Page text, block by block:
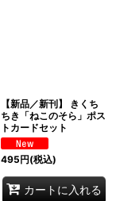
【新品／新刊】 きくち
ちき「ねこのそら」ポス
トカードセット
495円(税込)
カートに入れる